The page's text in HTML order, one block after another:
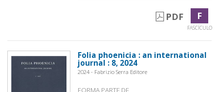
PDF F
FASCÍCULO
Folia phoenicia : an international
journal : 8, 2024
2024 - Fabrizio Serra Editore
FORMA PARTE DE